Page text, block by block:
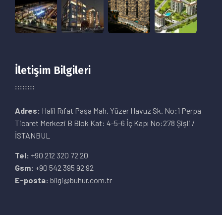
İletişim Bilgileri
Adres: Halil Rıfat Paşa Mah. Yüzer Havuz Sk. No:1 Perpa
Ticaret Merkezi B Blok Kat: 4-5-6 İç Kapı No:278 Şişli /
İSTANBUL
Tel: +90 212 320 72 20
Gsm: +90 542 395 92 92
E-posta: bilgi@buhur.com.tr